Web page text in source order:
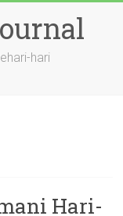
hari
Hari-